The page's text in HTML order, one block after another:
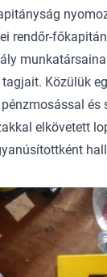
rendőr-
Közülük
és
elkövetett